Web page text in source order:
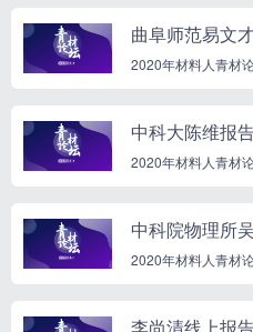
曲阜师范易文
2020年材料人青材
中科大陈维报
2020年材料人青材
中科院物理所
2020年材料人青材